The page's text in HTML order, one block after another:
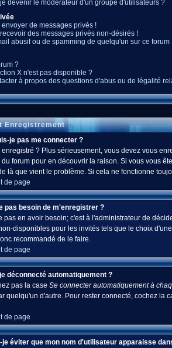
devenir le modérateur d'un groupe d'utilisateurs ?
de messages privés !
des messages privés non-désirés !
abusif ou de spamming de quelqu'un sur ce forum
?
X n'est pas disponible ?
à propos des questions d'abus ou de légalité
Enregistrement
je pas me connecter ?
? Plus sérieusement, vous devez vous
du forum pour en découvrir la raison. Si vous vous
là que vient le problème. Si cela ne fonctionne
de page
pas besoin de m'enregistrer ?
pas en avoir besoin; c'est à l'administrateur de
disponibles pour les invités tels que le choix
recommandé de le faire.
de page
déconnecté automatiquement ?
pas la case Se connecter automatiquement à
quelqu'un d'autre. Pour rester connecté, cochez la
de page
je éviter que mon nom d'utilisateur apparaisse